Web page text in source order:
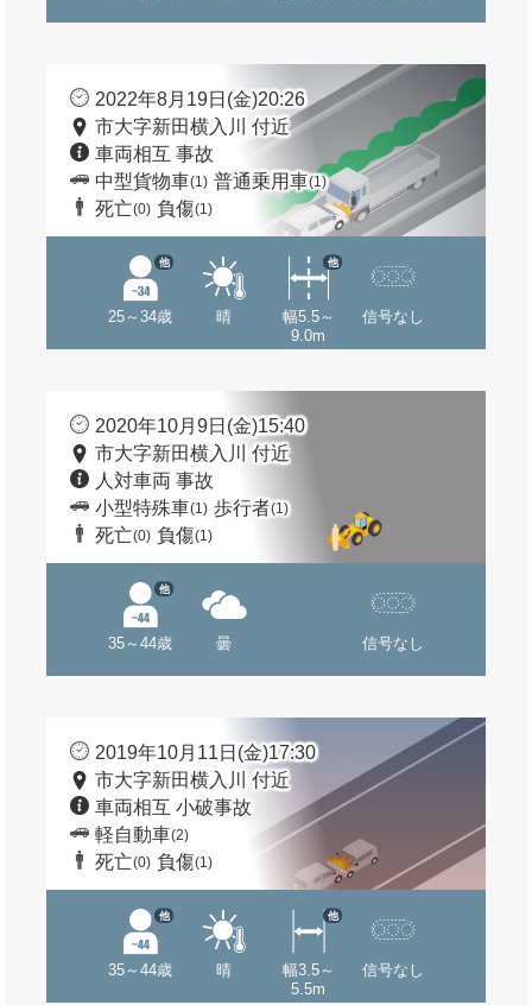
2022年8月19日(金)20:26
市大字新田横入川 付近
車両相互 事故
中型貨物車(1) 普通乗用車(1)
死亡(0) 負傷(1)
25～34歳
他
晴
幅5.5～
9.0m
他
信号なし
2020年10月9日(金)15:40
市大字新田横入川 付近
人対車両 事故
小型特殊車(1) 歩行者(1)
死亡(0) 負傷(1)
35～44歳
他
曇 信号なし
2019年10月11日(金)17:30
市大字新田横入川 付近
車両相互 小破事故
軽自動車(2)
死亡(0) 負傷(1)
35～44歳
他
晴
幅3.5～
5.5m
他
信号なし